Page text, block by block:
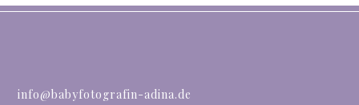
info@babyfotografin-adina.de